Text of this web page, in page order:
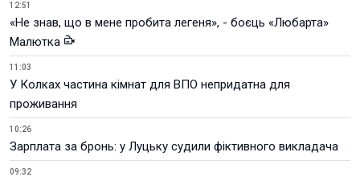
12:51
«Не знав, що в мене пробита легеня», - боєць «Любарта»
Малютка
11:03
У Колках частина кімнат для ВПО непридатна для
проживання
10:26
Зарплата за бронь: у Луцьку судили фіктивного викладача
09:32